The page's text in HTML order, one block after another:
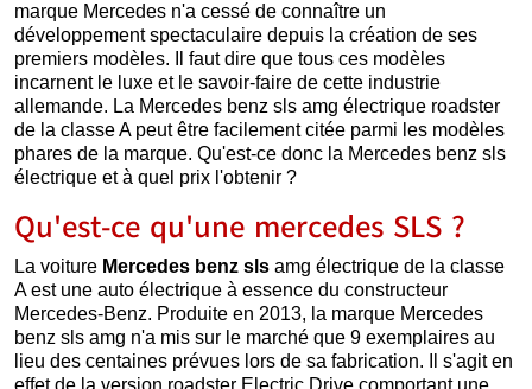
marque Mercedes n'a cessé de connaître un
développement spectaculaire depuis la création de ses
premiers modèles. Il faut dire que tous ces modèles
incarnent le luxe et le savoir-faire de cette industrie
allemande. La Mercedes benz sls amg électrique roadster
de la classe A peut être facilement citée parmi les modèles
phares de la marque. Qu'est-ce donc la Mercedes benz sls
électrique et à quel prix l'obtenir ?
Qu'est-ce qu'une mercedes SLS ?
La voiture Mercedes benz sls amg électrique de la classe
A est une auto électrique à essence du constructeur
Mercedes-Benz. Produite en 2013, la marque Mercedes
benz sls amg n'a mis sur le marché que 9 exemplaires au
lieu des centaines prévues lors de sa fabrication. Il s'agit en